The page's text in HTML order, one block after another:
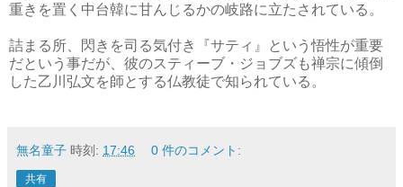
重きを置く中台韓に甘んじるかの岐路に立たされている。
詰まる所、閃きを司る気付き『サティ』という悟性が重要
だという事だが、彼のスティーブ・ジョブズも禅宗に傾倒
した乙川弘文を師とする仏教徒で知られている。
無名童子 時刻: 17:46 0 件のコメント:
共有